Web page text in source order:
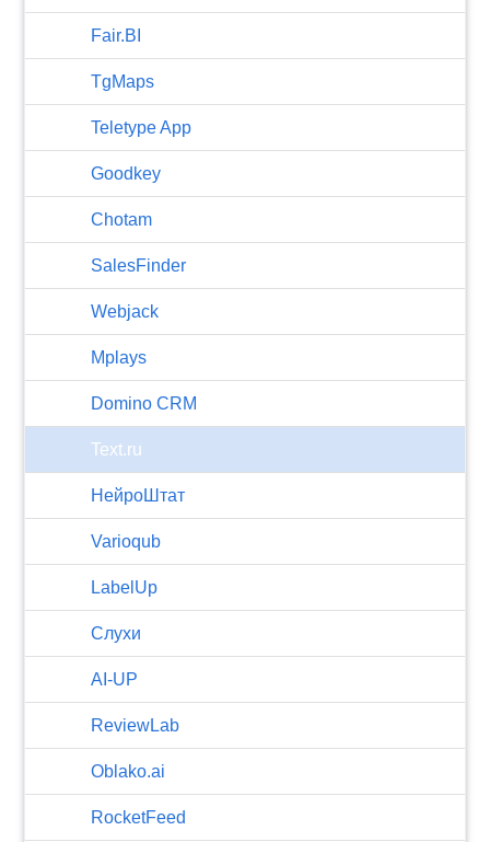
Fair.BI
TgMaps
Teletype App
Goodkey
Chotam
SalesFinder
Webjack
Mplays
Domino CRM
Text.ru
НейроШтат
Varioqub
LabelUp
Слухи
AI-UP
ReviewLab
Oblako.ai
RocketFeed